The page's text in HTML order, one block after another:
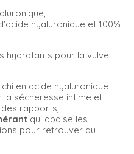
hyaluronique et 100%
hydratants pour la vulve
en acide hyaluronique
la sécheresse intime et
rapports,
qui apaise les
pour retrouver du